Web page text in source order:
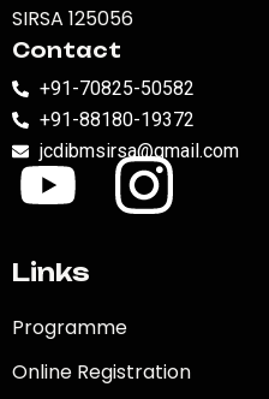
SIRSA 125056
Contact
+91-70825-50582
+91-88180-19372
jcdibmsirsa@gmail.com
Links
Programme
Online Registration